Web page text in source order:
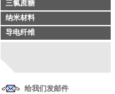
三氯蔗糖
纳米材料
导电纤维
给我们发邮件